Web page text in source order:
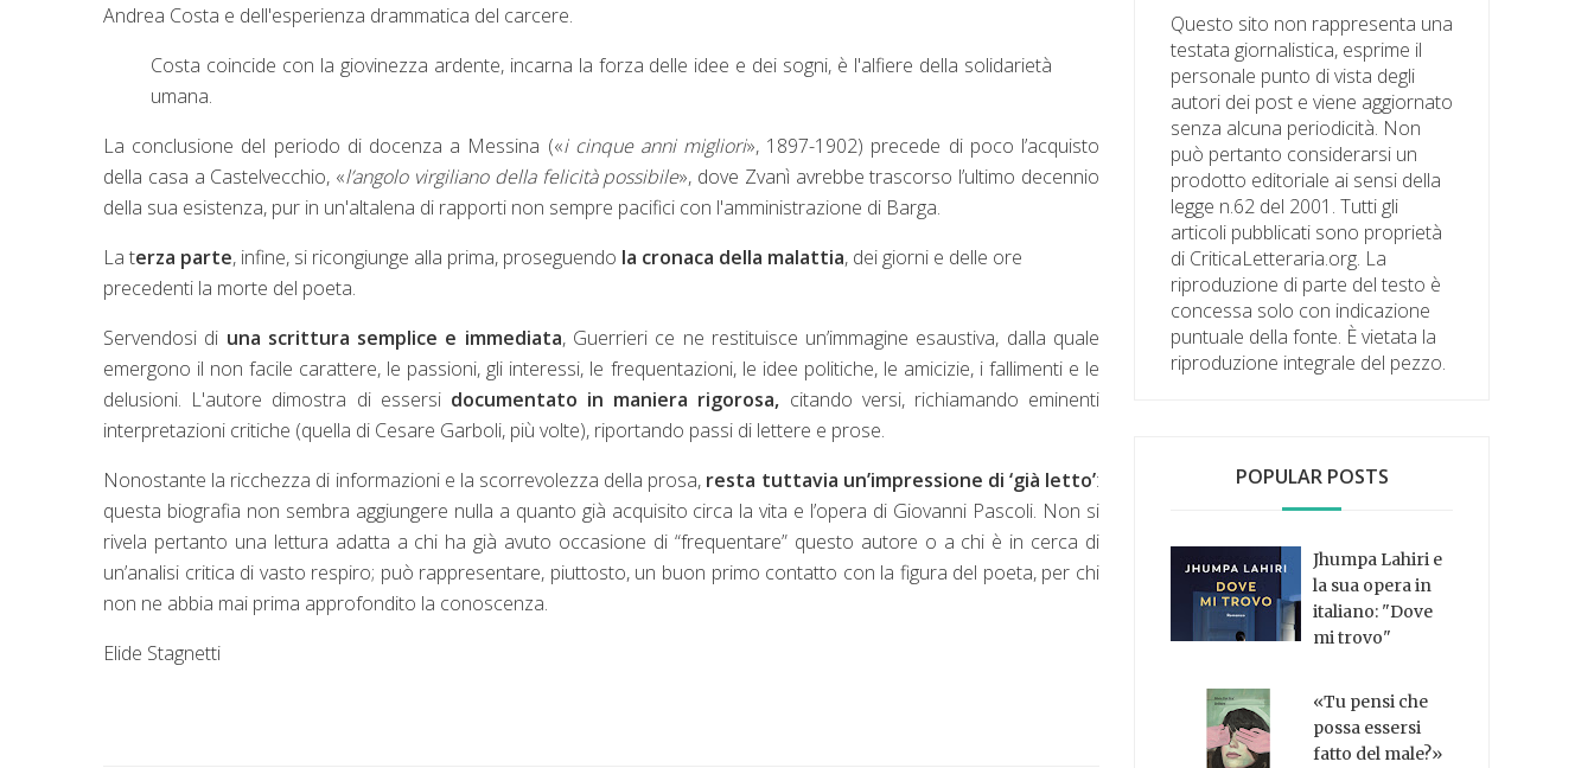
Andrea Costa e dell'esperienza drammatica del carcere.
Costa coincide con la giovinezza ardente, incarna la forza delle idee e dei sogni, è l'alfiere della solidarietà
umana.
La conclusione del periodo di docenza a Messina («i cinque anni migliori», 1897-1902) precede di poco l’acquisto
della casa a Castelvecchio, «l’angolo virgiliano della felicità possibile», dove Zvanì avrebbe trascorso l’ultimo decennio
della sua esistenza, pur in un'altalena di rapporti non sempre pacifici con l'amministrazione di Barga.
La terza parte, infine, si ricongiunge alla prima, proseguendo la cronaca della malattia, dei giorni e delle ore
precedenti la morte del poeta.
Servendosi di una scrittura semplice e immediata, Guerrieri ce ne restituisce un’immagine esaustiva, dalla quale
emergono il non facile carattere, le passioni, gli interessi, le frequentazioni, le idee politiche, le amicizie, i fallimenti e le
delusioni. L'autore dimostra di essersi documentato in maniera rigorosa, citando versi, richiamando eminenti
interpretazioni critiche (quella di Cesare Garboli, più volte), riportando passi di lettere e prose.
Nonostante la ricchezza di informazioni e la scorrevolezza della prosa, resta tuttavia un’impressione di ‘già letto’:
questa biografia non sembra aggiungere nulla a quanto già acquisito circa la vita e l’opera di Giovanni Pascoli. Non si
rivela pertanto una lettura adatta a chi ha già avuto occasione di “frequentare” questo autore o a chi è in cerca di
un’analisi critica di vasto respiro; può rappresentare, piuttosto, un buon primo contatto con la figura del poeta, per chi
non ne abbia mai prima approfondito la conoscenza.
Elide Stagnetti
Questo sito non rappresenta una
testata giornalistica, esprime il
personale punto di vista degli
autori dei post e viene aggiornato
senza alcuna periodicità. Non
può pertanto considerarsi un
prodotto editoriale ai sensi della
legge n.62 del 2001. Tutti gli
articoli pubblicati sono proprietà
di CriticaLetteraria.org. La
riproduzione di parte del testo è
concessa solo con indicazione
puntuale della fonte. È vietata la
riproduzione integrale del pezzo.
POPULAR POSTS
Jhumpa Lahiri e
la sua opera in
italiano: "Dove
mi trovo"
«Tu pensi che
possa essersi
fatto del male?»